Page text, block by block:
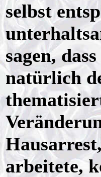
selbst
sagen,
natürlich
arbeitete,